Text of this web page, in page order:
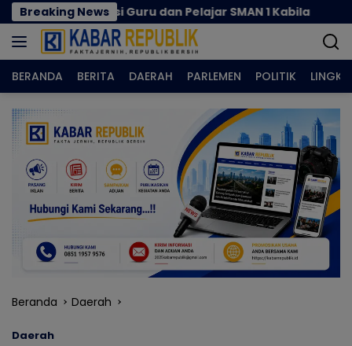
Langsung
ke
konten
Breaking News
Guru dan Pelajar SMAN 1 Kabila Rizal Agu
BERANDA BERITA DAERAH PARLEMEN POLITIK
Beranda Daerah
Daerah